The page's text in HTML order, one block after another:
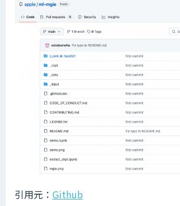
引用元： Github